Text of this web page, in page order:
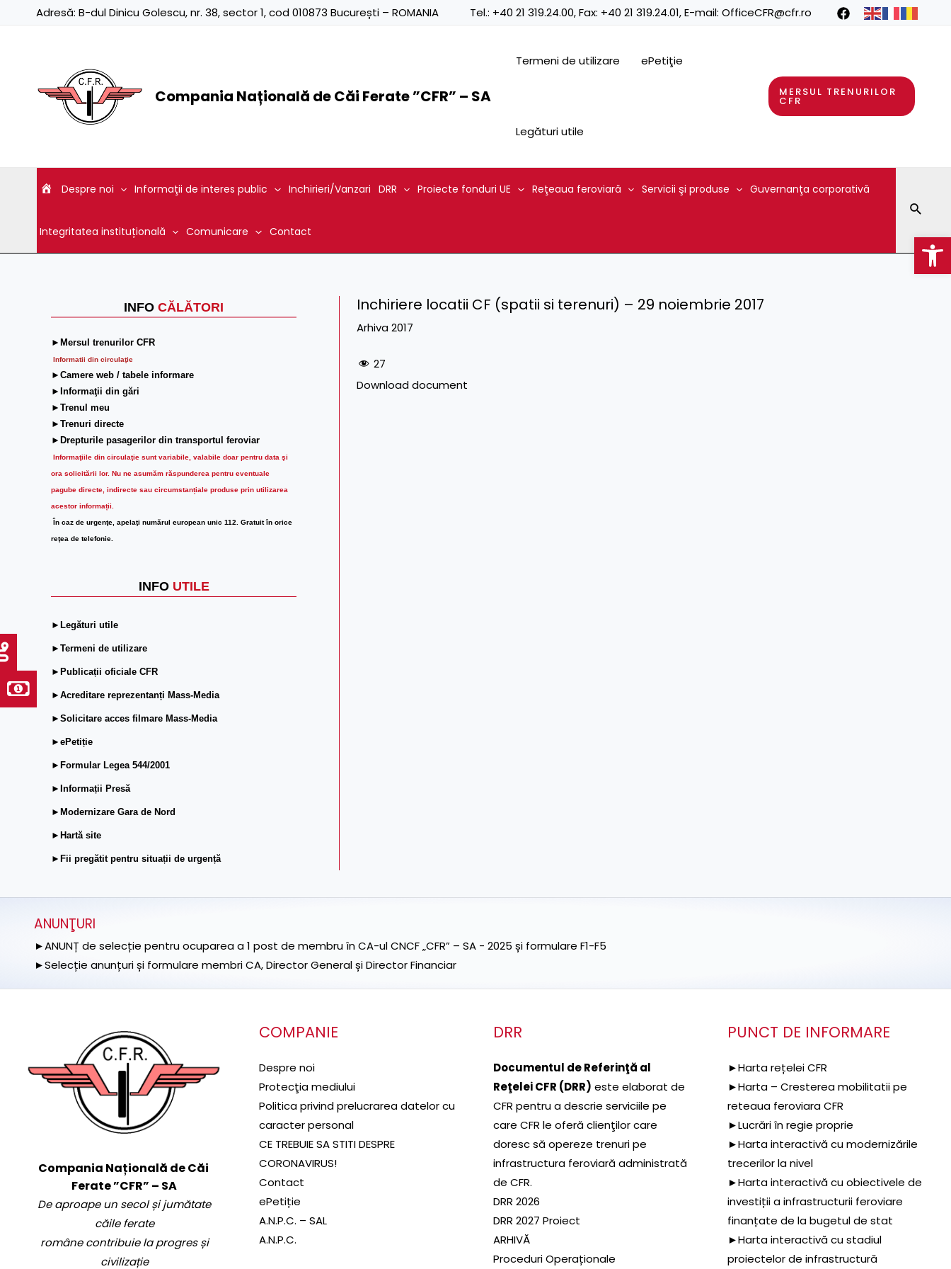
Adresă: B-dul Dinicu Golescu, nr. 38, sector 1, cod 010873 București – ROMANIA Tel.: +40 21 319.24.00, Fax: +40 21 319.24.01, E-mail: OfficeCFR@cfr.ro
Compania Națională de Căi Ferate ”CFR” – SA
Termeni de utilizare ePetiţie
Legături utile
MERSUL TRENURILOR
CFR
Despre noi Informaţii de interes public Inchirieri/Vanzari DRR Proiecte fonduri UE Reţeaua feroviară Servicii şi produse Guvernanţa corporativă
Integritatea instituțională Comunicare Contact
INFO CĂLĂTORI
►Mersul trenurilor CFR
Informatii din circulaţie
►Camere web / tabele informare
►Informaţii din gări
►Trenul meu
►Trenuri directe
►Drepturile pasagerilor din transportul feroviar
Informaţiile din circulaţie sunt variabile, valabile doar pentru data şi
ora solicitării lor. Nu ne asumăm răspunderea pentru eventuale
pagube directe, indirecte sau circumstanțiale produse prin utilizarea
acestor informații.
În caz de urgenţe, apelaţi numărul european unic 112. Gratuit în orice
reţea de telefonie.
INFO UTILE
►Legături utile
►Termeni de utilizare
►Publicații oficiale CFR
►Acreditare reprezentanți Mass-Media
►Solicitare acces filmare Mass-Media
►ePetiție
►Formular Legea 544/2001
►Informații Presă
►Modernizare Gara de Nord
►Hartă site
►Fii pregătit pentru situații de urgență
Inchiriere locatii CF (spatii si terenuri) – 29 noiembrie 2017
Arhiva 2017
27
Download document
ANUNŢURI
►ANUNȚ de selecție pentru ocuparea a 1 post de membru în CA-ul CNCF „CFR” – SA - 2025 și formulare F1-F5
►Selecție anunțuri și formulare membri CA, Director General și Director Financiar
Compania Națională de Căi
Ferate ”CFR” – SA
De aproape un secol și jumătate
căile ferate
române contribuie la progres și
civilizație
COMPANIE
Despre noi
Protecţia mediului
Politica privind prelucrarea datelor cu
caracter personal
CE TREBUIE SA STITI DESPRE
CORONAVIRUS!
Contact
ePetiție
A.N.P.C. – SAL
A.N.P.C.
DRR
Documentul de Referinţă al
Reţelei CFR (DRR) este elaborat de
CFR pentru a descrie serviciile pe
care CFR le oferă clienţilor care
doresc să opereze trenuri pe
infrastructura feroviară administrată
de CFR.
DRR 2026
DRR 2027 Proiect
ARHIVĂ
Proceduri Operaționale
PUNCT DE INFORMARE
►Harta rețelei CFR
►Harta – Cresterea mobilitatii pe
reteaua feroviara CFR
►Lucrări în regie proprie
►Harta interactivă cu modernizările
trecerilor la nivel
►Harta interactivă cu obiectivele de
investiții a infrastructurii feroviare
finanțate de la bugetul de stat
►Harta interactivă cu stadiul
proiectelor de infrastructură